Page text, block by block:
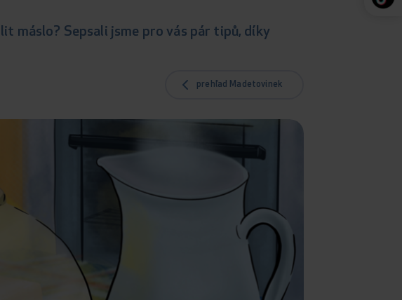
máslo? Sepsali jsme pro vás pár tipů, díky
prehľad Madetovinek